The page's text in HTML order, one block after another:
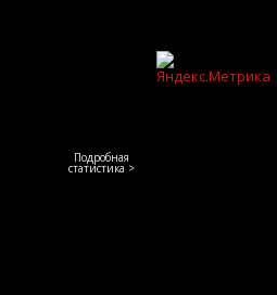
Подробная
статистика >